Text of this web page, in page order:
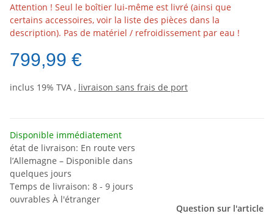
Attention ! Seul le boîtier lui-même est livré (ainsi que
certains accessoires, voir la liste des pièces dans la
description). Pas de matériel / refroidissement par eau !
799,99 €
inclus 19% TVA , livraison sans frais de port
Disponible immédiatement
état de livraison: En route vers
l’Allemagne – Disponible dans
quelques jours
Temps de livraison: 8 - 9 jours
ouvrables À l'étranger
Question sur l'article